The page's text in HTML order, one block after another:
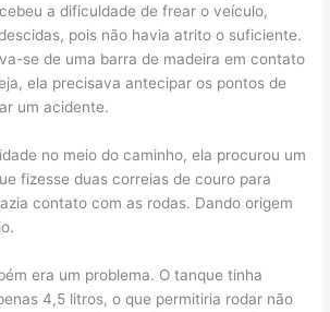
a dificuldade de frear o veículo,
pois não havia atrito o suficiente.
se de uma barra de madeira em contato
ela precisava antecipar os pontos de
um acidente.
no meio do caminho, ela procurou um
fizesse duas correias de couro para
contato com as rodas. Dando origem
era um problema. O tanque tinha
4,5 litros, o que permitiria rodar não